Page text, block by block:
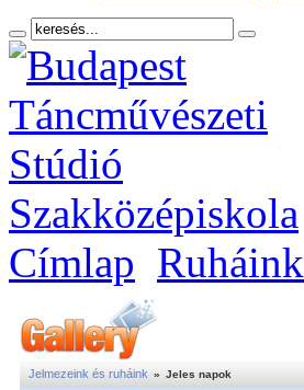
Címlap Ruháink
Jelmezeink és ruháink » Jeles napok